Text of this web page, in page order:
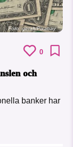
Foto: geralt/Pixabay
0
och
banker har